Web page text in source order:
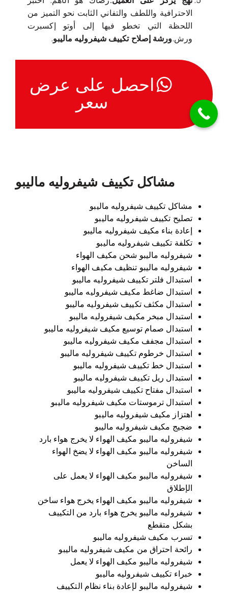
الاحترافية واللطف والتفاني الثابت نحو التميز من
اللحظة التي تخطو فيها إلى أوتو إكسبرت
ورش.ورشة إصلاح تكييف شيفروليه ماليبو.
احصل على عرض
سعر
مشاكل تكييف شيفروليه ماليبو
مشاكل تكييف شيفروليه ماليبو
تصليح تكييف شيفروليه ماليبو
إعادة بناء مكيف شيفروليه ماليبو
تكلفة تكييف شيفروليه ماليبو
شيفروليه ماليبو شحن مكيف الهواء
شيفروليه ماليبو تنظيف مكيف الهواء
استبدال فلتر تكييف شيفروليه ماليبو
استبدال ضاغط مكيف شيفروليه ماليبو
استبدال مكثف تكييف شيفروليه ماليبو
استبدال مبخر مكيف شيفروليه ماليبو
استبدال صمام توسيع مكيف شيفروليه ماليبو
استبدال مجفف مكيف شيفروليه ماليبو
استبدال خرطوم تكييف شيفروليه ماليبو
استبدال خط تكييف شيفروليه ماليبو
استبدال ريل تكييف شيفروليه ماليبو
استبدال مفتاح تكييف شيفروليه ماليبو
استبدال ترموستات مكيف شيفروليه ماليبو
اهتزاز مكيف شيفروليه ماليبو
ضجيج مكيف شيفروليه ماليبو
شيفروليه ماليبو مكيف الهواء لا يخرج هواء بارد
شيفروليه ماليبو مكيف الهواء لا يضخ الهواء
الساخن
شيفروليه ماليبو مكيف الهواء لا يعمل على
الإطلاق
شيفروليه ماليبو مكيف الهواء يخرج هواء ساخن
شيفروليه ماليبو يخرج هواء بارد من التكييف
بشكل متقطع
تسرب مكيف شيفروليه ماليبو
رائحة احتراق من مكيف شيفروليه ماليبو
شيفروليه ماليبو مكيف الهواء لا يعمل
خبراء تكييف شيفروليه ماليبو
شيفروليه ماليبو لإعادة بناء نظام التكييف